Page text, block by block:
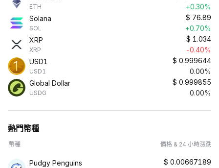
ETH
+0.30%
Solana
SOL
$ 76.89
+0.70%
XRP
XRP
$ 1.034
-0.40%
USD1
USD1
$ 0.999644
0.00%
Global Dollar
USDG
$ 0.999855
0.00%
熱門幣種
幣種 價格 & 24 小時漲跌
Pudgy Penguins $ 0.00667189